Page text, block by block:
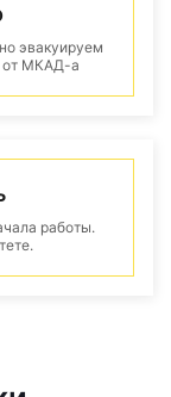
эвакуируем
от МКАД-а
работы.